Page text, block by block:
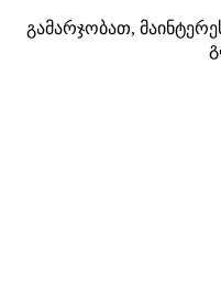
გამარჯობათ,